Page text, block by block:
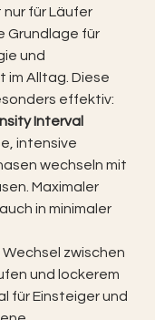
für Läufer
Grundlage für
und
im Alltag. Diese
effektiv:
Interval
intensive
wechseln mit
Maximaler
in minimaler
Wechsel zwischen
und lockerem
für Einsteiger und